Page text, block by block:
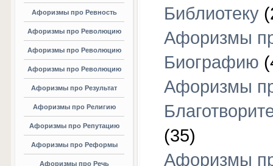
Афоризмы про Ревность
Афоризмы про Революцию
Афоризмы про Революцию
Афоризмы про Революцию
Афоризмы про Результат
Афоризмы про Религию
Афоризмы про Репутацию
Афоризмы про Реформы
Афоризмы про Речь
Библиотеку
Афоризмы
Биографию
Афоризмы
(35)
Афоризмы